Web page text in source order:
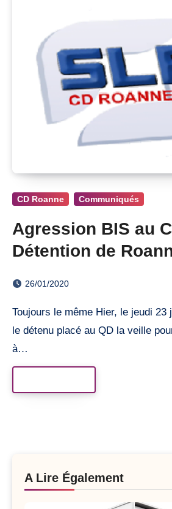
CD Roanne Communiqués
Agression BIS au
Détention de
26/01/2020
Toujours le même Hier, le jeudi 23 janvier vers 11h40,
le détenu placé au QD la veille
à…
A Lire Également